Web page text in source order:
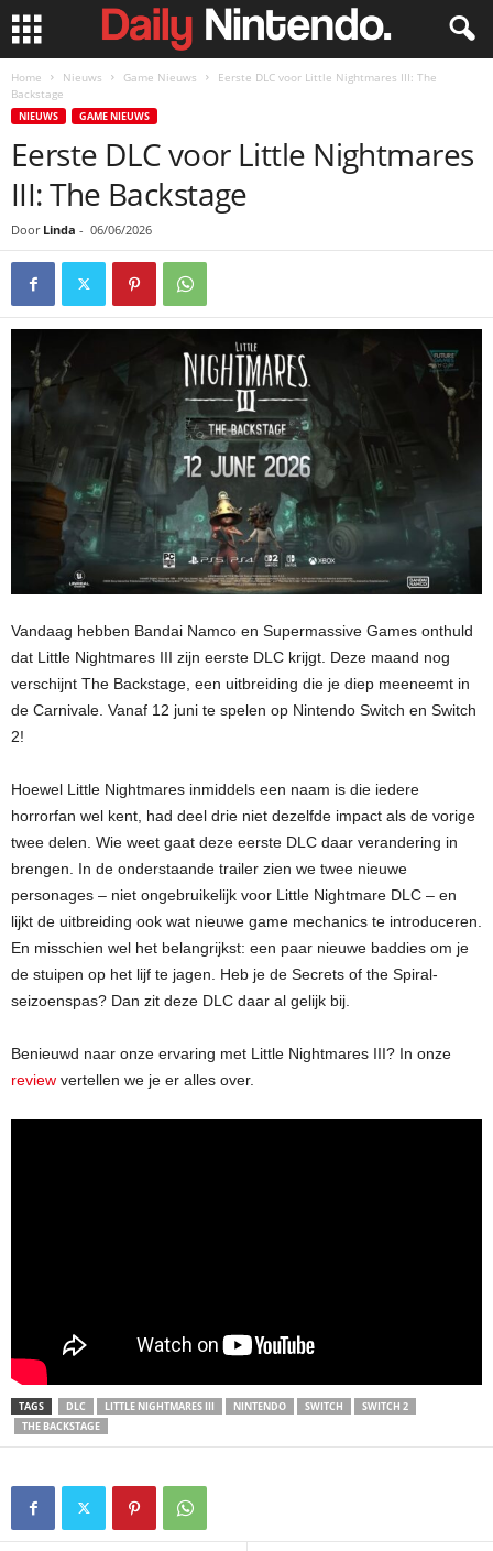
Home Nieuws Game Nieuws
Eerste DLC voor Little Nightmares III: The
Backstage
NIEUWS GAME NIEUWS
Eerste DLC voor Little Nightmares
III: The Backstage
Door Linda - 06/06/2026
Vandaag hebben Bandai Namco en Supermassive Games onthuld
dat Little Nightmares III zijn eerste DLC krijgt. Deze maand nog
verschijnt The Backstage, een uitbreiding die je diep meeneemt in
de Carnivale. Vanaf 12 juni te spelen op Nintendo Switch en Switch
2!
Hoewel Little Nightmares inmiddels een naam is die iedere
horrorfan wel kent, had deel drie niet dezelfde impact als de vorige
twee delen. Wie weet gaat deze eerste DLC daar verandering in
brengen. In de onderstaande trailer zien we twee nieuwe
personages – niet ongebruikelijk voor Little Nightmare DLC – en
lijkt de uitbreiding ook wat nieuwe game mechanics te introduceren.
En misschien wel het belangrijkst: een paar nieuwe baddies om je
de stuipen op het lijf te jagen. Heb je de Secrets of the Spiral-
seizoenspas? Dan zit deze DLC daar al gelijk bij.
Benieuwd naar onze ervaring met Little Nightmares III? In onze
review vertellen we je er alles over.
TAGS DLC LITTLE NIGHTMARES III NINTENDO SWITCH
SWITCH 2
THE BACKSTAGE